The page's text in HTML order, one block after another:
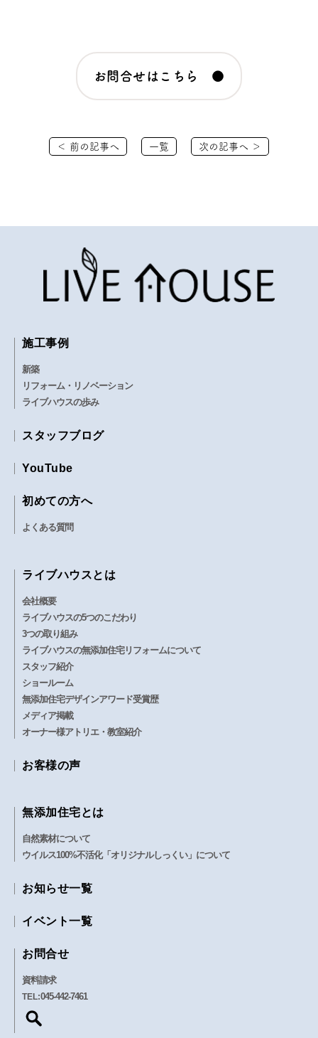
お問合せはこちら ●
＜ 前の記事へ 一覧 次の記事へ ＞
施工事例
新築
リフォーム・リノベーション
ライブハウスの歩み
スタッフブログ
YouTube
初めての方へ
よくある質問
ライブハウスとは
会社概要
ライブハウスの5つのこだわり
3つの取り組み
ライブハウスの無添加住宅リフォームについて
スタッフ紹介
ショールーム
無添加住宅デザインアワード受賞歴
メディア掲載
オーナー様アトリエ・教室紹介
お客様の声
無添加住宅とは
自然素材について
ウイルス100%不活化「オリジナルしっくい」について
お知らせ一覧
イベント一覧
お問合せ
資料請求
TEL:045-442-7461